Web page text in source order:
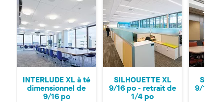
Précédent
INTERLUDE XL à té
dimensionnel de
9/16 po
SILHOUETTE XL
9/16 po - retrait de
1/4 po
9/16